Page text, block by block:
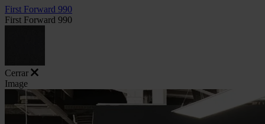
First Forward 990
First Forward 990
Cerrar
Image